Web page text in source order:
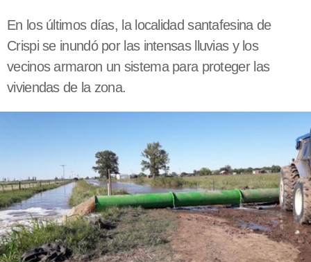
En los últimos días, la localidad santafesina de
Crispi se inundó por las intensas lluvias y los
vecinos armaron un sistema para proteger las
viviendas de la zona.